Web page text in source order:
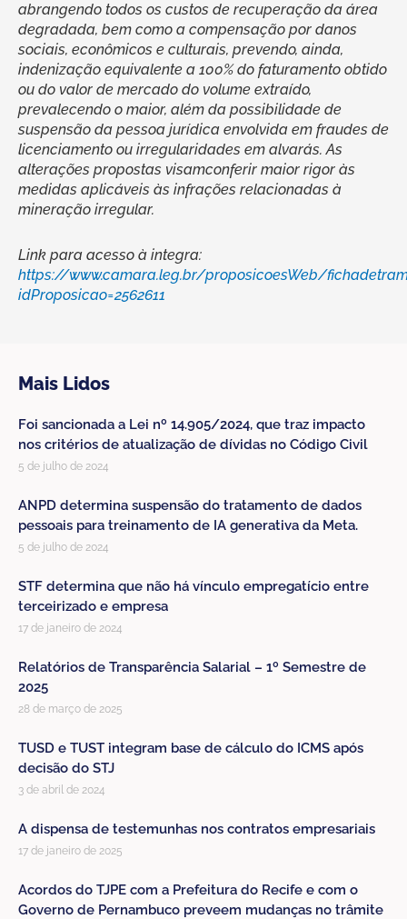
abrangendo todos os custos de recuperação da área
degradada, bem como a compensação por danos
sociais, econômicos e culturais, prevendo, ainda,
indenização equivalente a 100% do faturamento obtido
ou do valor de mercado do volume extraído,
prevalecendo o maior, além da possibilidade de
suspensão da pessoa jurídica envolvida em fraudes de
licenciamento ou irregularidades em alvarás. As
alterações propostas visamconferir maior rigor às
medidas aplicáveis às infrações relacionadas à
mineração irregular.
Link para acesso à integra:
https://www.camara.leg.br/proposicoesWeb/
idProposicao=2562611
Mais Lidos
Foi sancionada a Lei nº 14.905/2024, que traz impacto
nos critérios de atualização de dívidas no Código Civil
5 de julho de 2024
ANPD determina suspensão do tratamento de dados
pessoais para treinamento de IA generativa da Meta.
5 de julho de 2024
STF determina que não há vínculo empregatício entre
terceirizado e empresa
17 de janeiro de 2024
Relatórios de Transparência Salarial – 1º Semestre de
2025
28 de março de 2025
TUSD e TUST integram base de cálculo do ICMS após
decisão do STJ
3 de abril de 2024
A dispensa de testemunhas nos contratos empresariais
17 de janeiro de 2025
Acordos do TJPE com a Prefeitura do Recife e com o
Governo de Pernambuco preveem mudanças no trâmite